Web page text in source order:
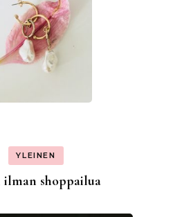
YLEINEN
ilman shoppailua